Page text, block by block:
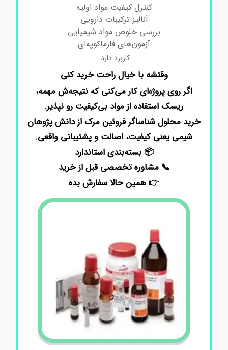
کنترل کیفیت مواد اولیه
آنالیز ترکیبات دارویی
بررسی خلوص مواد شیمیایی
آزمون‌های فارماکوپه‌ای
کاربرد دارد.
وقتشه با خیال راحت خرید کنی
اگر روی پروژه‌ای کار می‌کنی که نتیجه‌ش مهمه،
ریسک استفاده از مواد بی‌کیفیت رو نپذیر.
خرید محلول شناساگر فروئین مرک از دانش پژوهان
شیمی یعنی کیفیت، اصالت و پشتیبانی واقعی.
📦 بسته‌بندی استاندارد
📞 مشاوره تخصصی قبل از خرید
👉 همین حالا سفارش بده